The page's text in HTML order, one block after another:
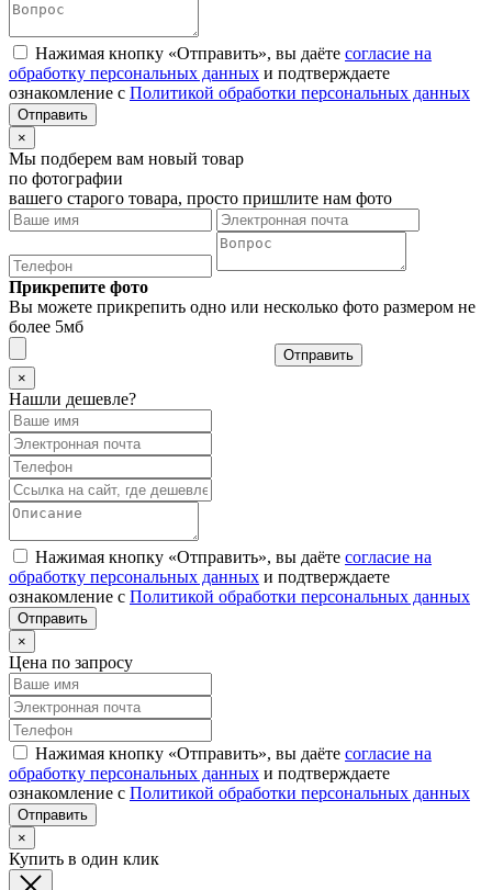
Нажимая кнопку «Отправить», вы даёте согласие на
обработку персональных данных и подтверждаете
ознакомление с Политикой обработки персональных данных
×
Мы подберем вам новый товар
по фотографии
вашего старого товара, просто пришлите нам фото
Прикрепите фото
Вы можете прикрепить одно или несколько фото размером не
более 5мб
Отправить
×
Нашли дешевле?
Нажимая кнопку «Отправить», вы даёте согласие на
обработку персональных данных и подтверждаете
ознакомление с Политикой обработки персональных данных
×
Цена по запросу
Нажимая кнопку «Отправить», вы даёте согласие на
обработку персональных данных и подтверждаете
ознакомление с Политикой обработки персональных данных
×
Купить в один клик